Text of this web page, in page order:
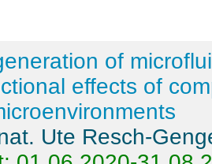
of
effects of
Ute Resch-